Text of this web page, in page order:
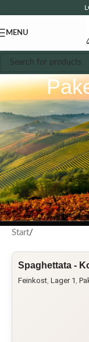
MENU
Start
Spaghettata -
Feinkost, Lager 1 ,